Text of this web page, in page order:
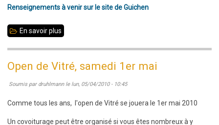
Renseignements à venir sur le site de Guichen
En savoir plus
Guichen
,
jeudi
Open de Vitré, samedi 1er mai
Soumis par druhlmannle lun, 05/04/2010 - 10:45
Comme tous les ans, l'open de Vitré se jouera le 1er mai 2010
Un covoiturage peut être organisé si vous êtes nombreux à y